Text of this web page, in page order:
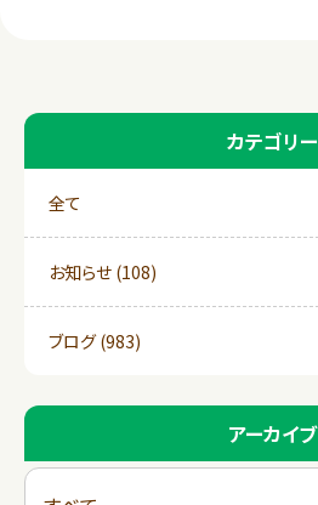
カテゴリー
全て
お知らせ (108)
ブログ (983)
アーカイブ